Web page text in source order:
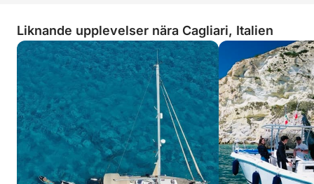
Liknande upplevelser nära Cagliari, Italien